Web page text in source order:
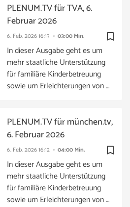
bookmark_border
6. Feb. 202616:13 03:00 Min.
PLENUM.TV für TVA, 6.
Februar 2026
In dieser Ausgabe geht es um
mehr staatliche Unterstützung
für familiäre Kinderbetreuung
sowie um Erleichterungen von …
bookmark_border
6. Feb. 202616:12 04:00 Min.
PLENUM.TV für münchen.tv,
6. Februar 2026
In dieser Ausgabe geht es um
mehr staatliche Unterstützung
für familiäre Kinderbetreuung
sowie um Erleichterungen von …